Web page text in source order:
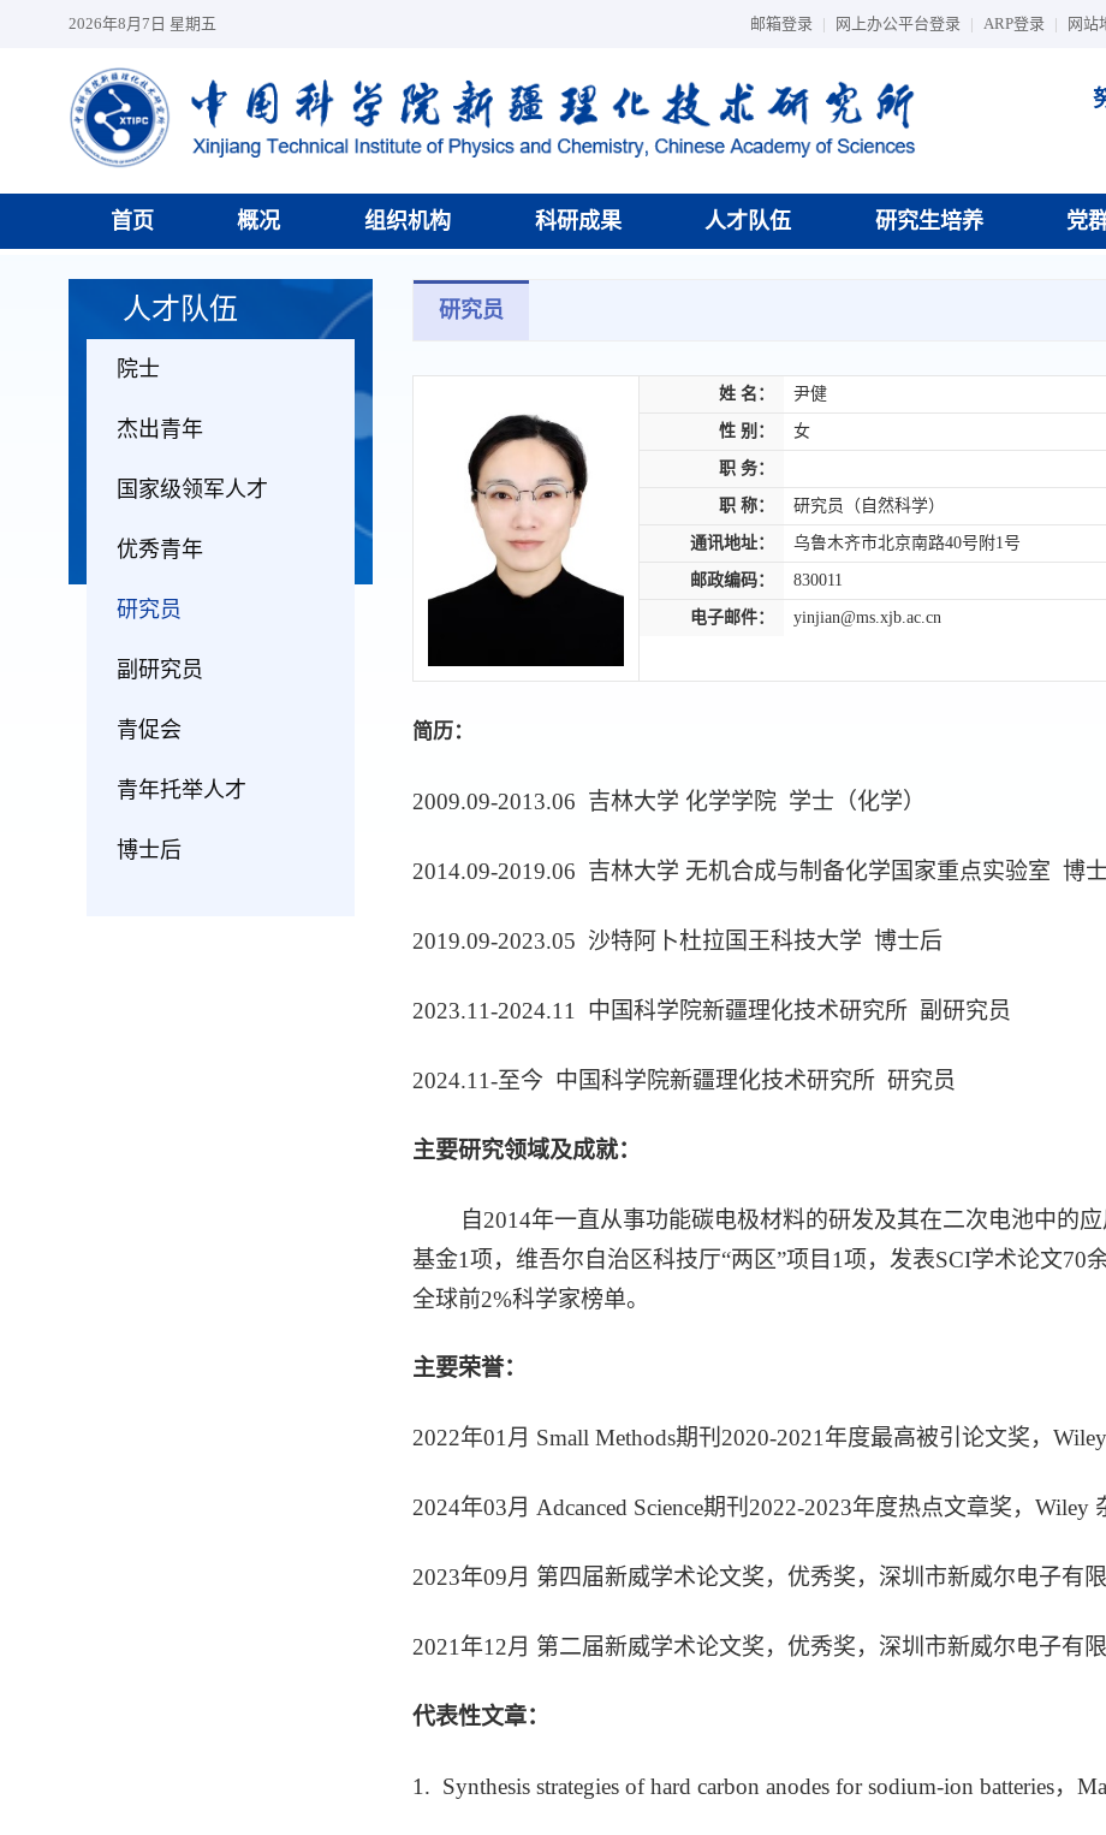
2026年8月7日 星期五 邮箱登录 | 网上办公平台登录 | ARP登录 | 网站
首页 概况 组织机构 科研成果 人才队伍 研究生培养 党
人才队伍
院士
杰出青年
国家级领军人才
优秀青年
研究员
副研究员
青促会
青年托举人才
博士后
研究员
姓 名： 尹健
性 别： 女
职 务：
职 称： 研究员（自然科学）
通讯地址： 乌鲁木齐市北京南路40号附1号
邮政编码： 830011
电子邮件： yinjian@ms.xjb.ac.cn
简历：
2009.09-2013.06 吉林大学 化学学院 学士（化学）
2014.09-2019.06 吉林大学 无机合成与制备化学国家重点实验室 博士
2019.09-2023.05 沙特阿卜杜拉国王科技大学 博士后
2023.11-2024.11 中国科学院新疆理化技术研究所 副研究员
2024.11-至今 中国科学院新疆理化技术研究所 研究员
主要研究领域及成就：
自2014年一直从事功能碳电极材料的研发及其在二次电池中的应
基金1项，维吾尔自治区科技厅“两区”项目1项，发表SCI学术论文70
全球前2%科学家榜单。
主要荣誉：
2022年01月 Small Methods期刊2020-2021年度最高被引论文奖，
2024年03月 Adcanced Science期刊2022-2023年度热点文章奖，Wiley
2023年09月 第四届新威学术论文奖，优秀奖，深圳市新威尔电子有
2021年12月 第二届新威学术论文奖，优秀奖，深圳市新威尔电子有
代表性文章：
1. Synthesis strategies of hard carbon anodes for sodium-ion batteries，